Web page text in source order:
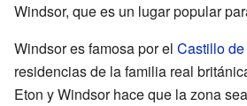
Windsor, que es un lugar popular
Windsor es famosa por el Castillo
residencias de la familia real
Eton y Windsor hace que la zona